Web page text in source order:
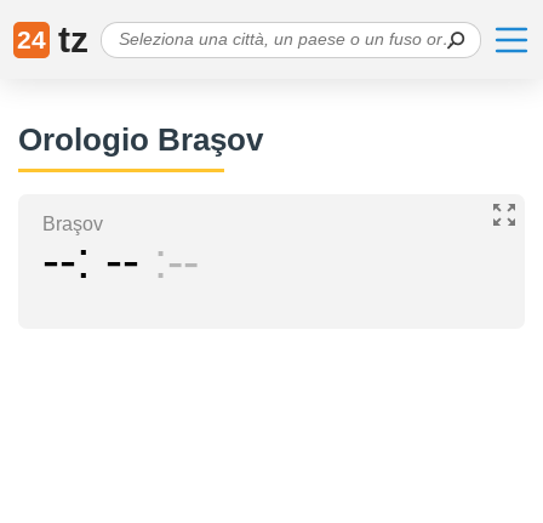
24 tz
Orologio Braşov
Braşov
-- -- --